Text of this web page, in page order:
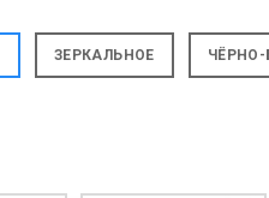
ЗЕРКАЛЬНОЕ ЧЁРНО-